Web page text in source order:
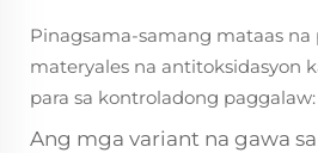
Pinagsama-samang mataas na
materyales na antitoksidasyon
para sa kontroladong paggalaw:
Ang mga variant na gawa